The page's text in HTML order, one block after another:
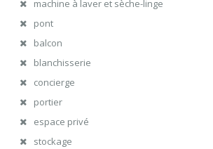
machine à laver et sèche-linge
pont
balcon
blanchisserie
concierge
portier
espace privé
stockage